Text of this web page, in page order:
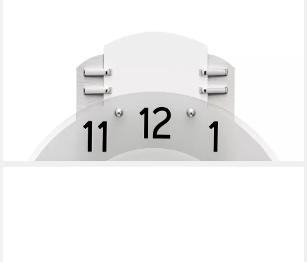
Funkwanduhr (Quarzuhr, Wanduhr, Made in Germany,
Wohnzimmer, Esszimmer, Büro)
179,00 €
lieferbar - in 4-5 Werktagen bei dir